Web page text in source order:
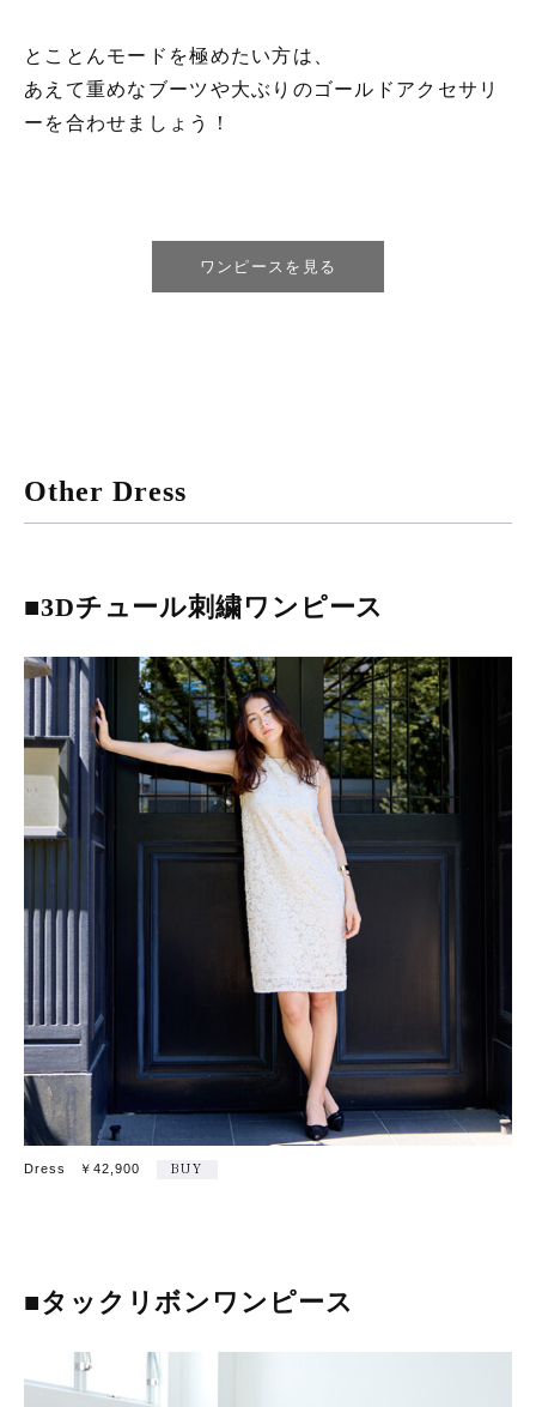
とことんモードを極めたい方は、
あえて重めなブーツや大ぶりのゴールドアクセサリ
ーを合わせましょう！
ワンピースを見る
Other Dress
■3Dチュール刺繍ワンピース
Dress ￥42,900 BUY
■タックリボンワンピース